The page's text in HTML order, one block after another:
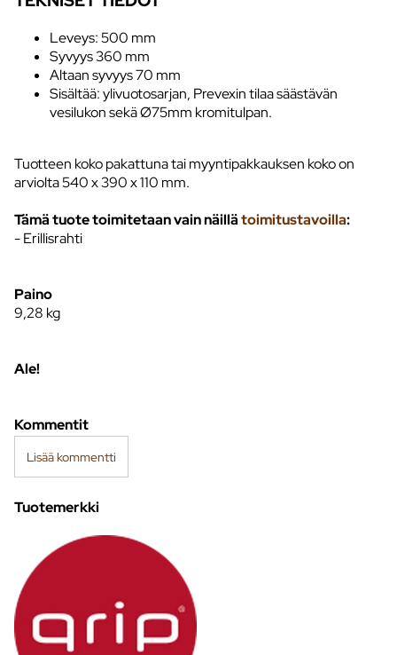
Leveys: 500 mm
Syvyys 360 mm
Altaan syvyys 70 mm
Sisältää: ylivuotosarjan, Prevexin tilaa säästävän
vesilukon sekä Ø75mm kromitulpan.
Tuotteen koko pakattuna tai myyntipakkauksen koko on
arviolta 540 x 390 x 110 mm.
Tämä tuote toimitetaan vain näillätoimitustavoilla:
- Erillisrahti
Paino
9,28 kg
Ale!
Kommentit
Lisää kommentti
Tuotemerkki